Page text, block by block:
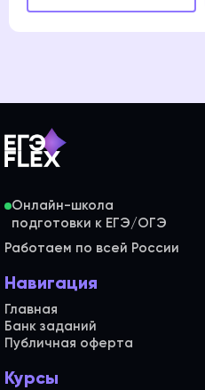
Онлайн-школа
Работаем по всей России
Навигация
Главная
Банк заданий
Публичная оферта
Курсы